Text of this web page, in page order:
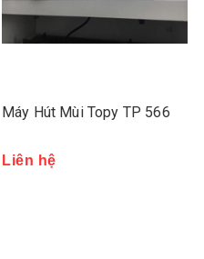
Máy Hút Mùi Topy TP 566
Liên hệ